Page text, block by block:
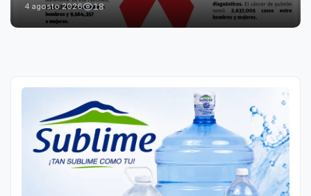
4 agosto 2026 18